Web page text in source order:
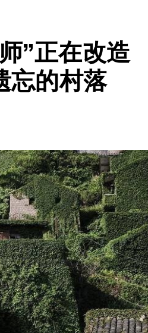
”正在改造
忘的村落